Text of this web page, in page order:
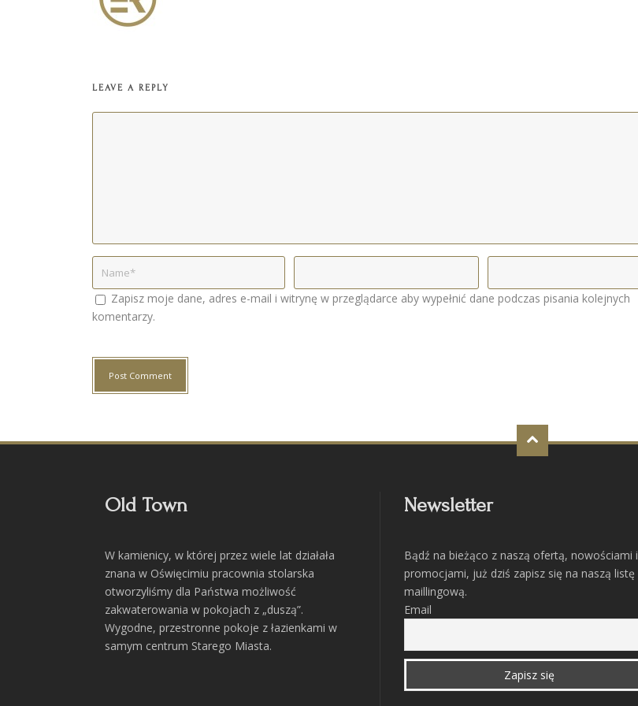
LEAVE A REPLY
Zapisz moje dane, adres e-mail i witrynę w przeglądarce aby wypełnić dane podczas pisania kolejnych
komentarzy.
Old Town
W kamienicy, w której przez wiele lat działała
znana w Oświęcimiu pracownia stolarska
otworzyliśmy dla Państwa możliwość
zakwaterowania w pokojach z „duszą”.
Wygodne, przestronne pokoje z łazienkami w
samym centrum Starego Miasta.
Newsletter
Bądź na bieżąco z naszą ofertą, nowościami i
promocjami, już dziś zapisz się na naszą listę
maillingową.
Email